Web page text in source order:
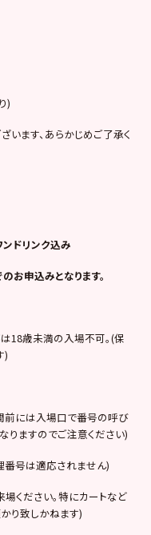
)
ます、あらかじめご了承く
ンドリンク込み
お申込みとなります。
18歳未満の入場不可。(保
)
には入場口で番号の呼び
りますのでご注意ください)
号は適応されません)
ください。特にカートなど
り致しかねます)